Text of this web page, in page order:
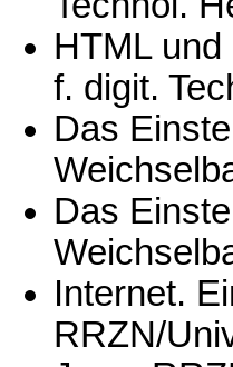
HTML
f. digit.
Das
Das
Internet.
RRZN/